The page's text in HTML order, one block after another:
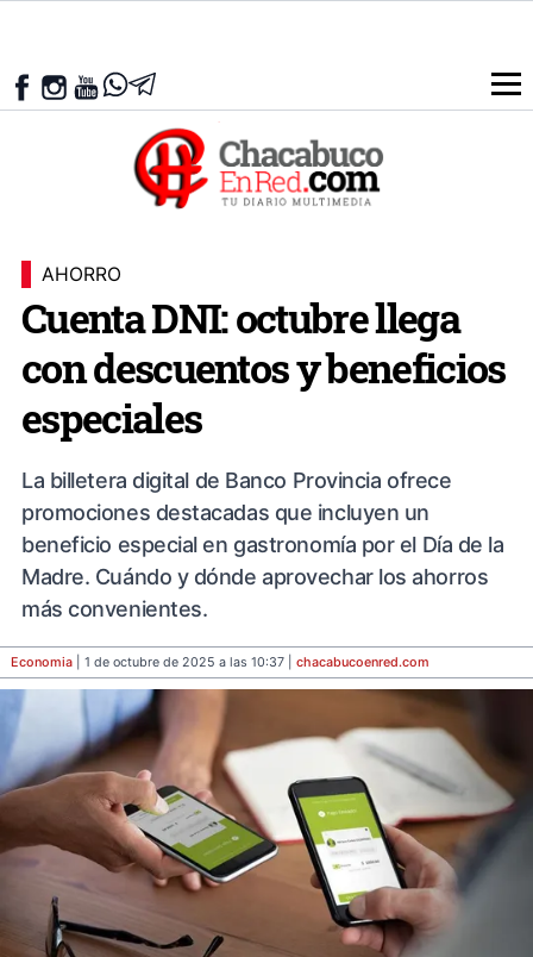
AHORRO
Cuenta DNI: octubre llega
con descuentos y beneficios
especiales
La billetera digital de Banco Provincia ofrece
promociones destacadas que incluyen un
beneficio especial en gastronomía por el Día de la
Madre. Cuándo y dónde aprovechar los ahorros
más convenientes.
Economia | 1 de octubre de 2025 a las 10:37 | chacabucoenred.com